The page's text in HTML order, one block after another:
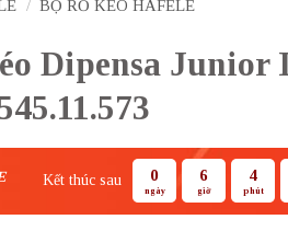
/ BỘ RỔ KÉO HAFELE
Dipensa Junior
Kết thúc sau 0
ngày
6
giờ
4
phút